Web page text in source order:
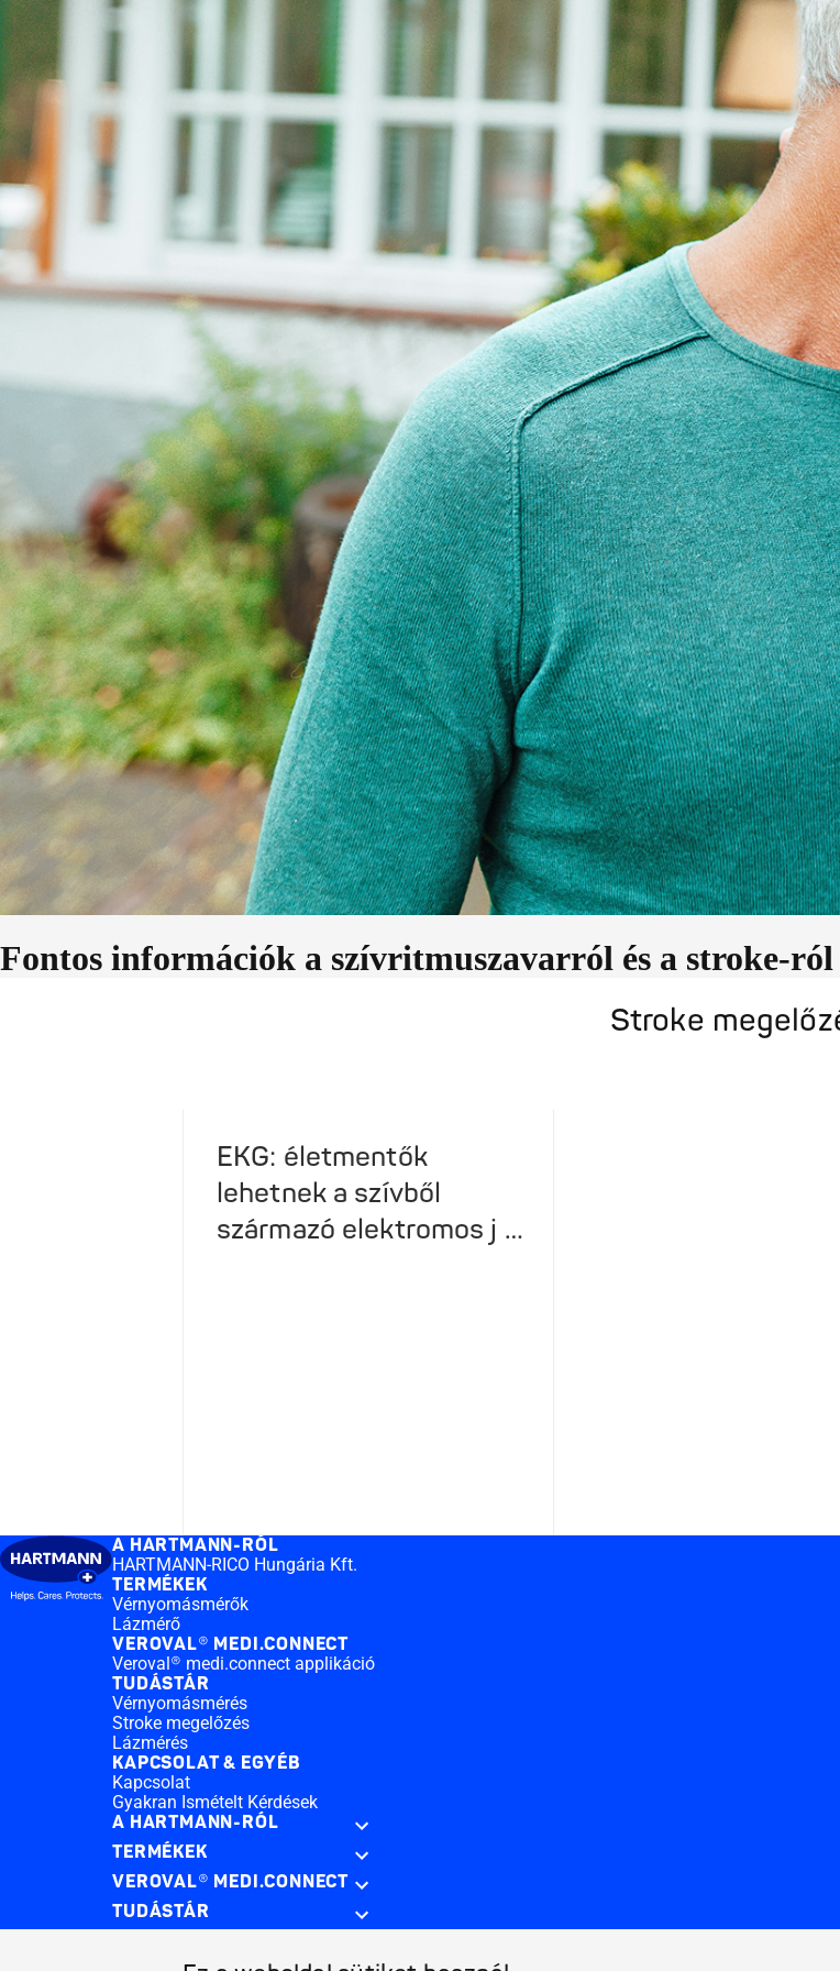
Fontos információk a szívritmuszavarról és a stroke-ról
Stroke
EKG: életmentők
lehetnek a szívből
származó elektromos j …
A HARTMANN-RÓL
HARTMANN-RICO Hungária Kft.
TERMÉKEK
Vérnyomásmérők
Lázmérő
VEROVAL® MEDI.CONNECT
Veroval® medi.connect applikáció
TUDÁSTÁR
Vérnyomásmérés
Stroke megelőzés
Lázmérés
KAPCSOLAT & EGYÉB
Kapcsolat
Gyakran Ismételt Kérdések
A HARTMANN-RÓL
TERMÉKEK
VEROVAL® MEDI.CONNECT
TUDÁSTÁR